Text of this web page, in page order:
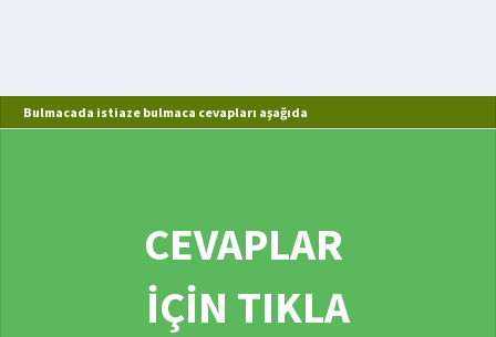
Bulmacada istiaze bulmaca cevapları aşağıda
CEVAPLAR
İÇİN TIKLA